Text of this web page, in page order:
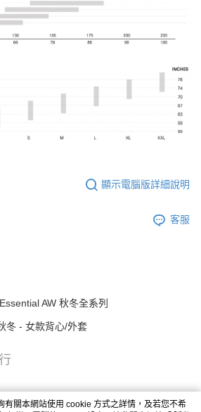
顯示電腦版詳細說明
客服
Essential AW 秋冬全系列
冬 - 女款背心/外套
有關本網站使用 cookie 方式之詳情，及若您不希